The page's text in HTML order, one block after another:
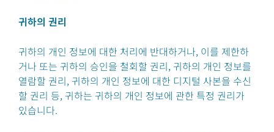
귀하의 권리
귀하의 개인 정보에 대한 처리에 반대하거나, 이를 제한하
거나 또는 귀하의 승인을 철회할 권리, 귀하의 개인 정보를
열람할 권리, 귀하의 개인 정보에 대한 디지털 사본을 수신
할 권리 등, 귀하는 귀하의 개인 정보에 관한 특정 권리가
있습니다.